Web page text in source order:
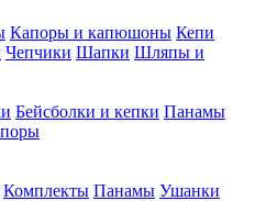
Капоры и капюшоны Кепи
Чепчики Шапки Шляпы и
Бейсболки и кепки Панамы
Комплекты Панамы Ушанки